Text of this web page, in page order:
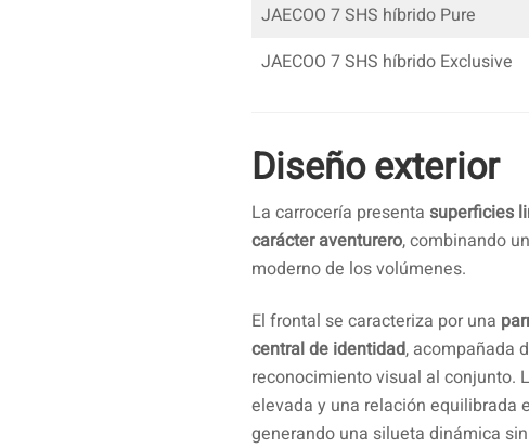
JAECOO 7 SHS híbrido Pure
JAECOO 7 SHS híbrido Exclusive
Diseño exterior
La carrocería presenta superficies
carácter aventurero, combinando
moderno de los volúmenes.
El frontal se caracteriza por una
central de identidad, acompañada
reconocimiento visual al conjunto.
elevada y una relación equilibrada
generando una silueta dinámica